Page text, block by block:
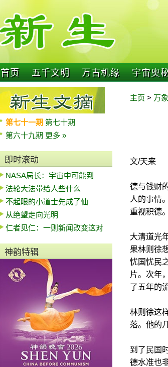
首页 五千文明 万古机缘 宇宙奥
第七十一期 第七十期
第六十九期 更多 »
即时滚动
NASA局长：宇宙中可能到
法轮大法带给人些什么
不起眼的小道士先成了仙
从绝望走向光明
仁者见仁：一则新闻改变这对
神韵特辑
主页 > 万
文/天来
德与钱财
人的事情
重视积德。
大清道光
果林则徐
忧国忧民
片。次年
了五年的
林则徐这
落。他的
到了民国
德水准也